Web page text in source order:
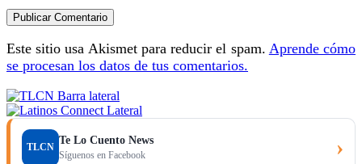
Este sitio usa Akismet para reducir el spam. Aprende cómo
se procesan los datos de tus comentarios.
TLCN
Te Lo Cuento News
Síguenos en Facebook ›